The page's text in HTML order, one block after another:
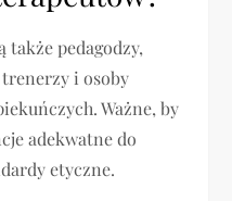
pedagodzy,
i osoby
Ważne, by
adekwatne do
etyczne.